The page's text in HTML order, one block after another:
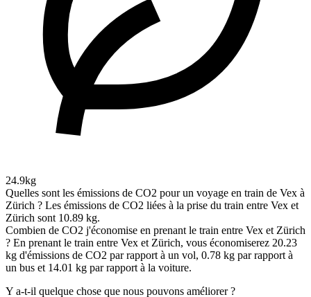
24.9kg
Quelles sont les émissions de CO2 pour un voyage en train de Vex à
Zürich ? Les émissions de CO2 liées à la prise du train entre Vex et
Zürich sont 10.89 kg.
Combien de CO2 j'économise en prenant le train entre Vex et Zürich
? En prenant le train entre Vex et Zürich, vous économiserez 20.23
kg d'émissions de CO2 par rapport à un vol, 0.78 kg par rapport à
un bus et 14.01 kg par rapport à la voiture.
Y a-t-il quelque chose que nous pouvons améliorer ?